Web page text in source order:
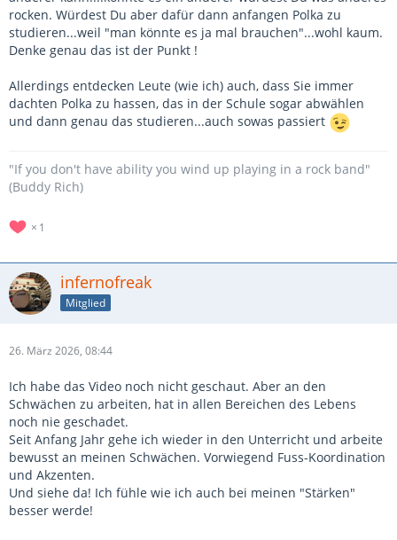
Diskussion hatte mir gezeigt, dass ich Recht hatte.
Beruflich kann die Sache aber anders aussehen. Ich habe
gesträubt. Ich kann es nicht, ich mag es nicht. Wirklich, ich
finde es so langweilig.
Und jetzt bin ich doch mit Gefahrstoffen und -
verzeichnissen beauftragt, weil's halt doch keiner macht
manchmal muss man halt Sachen auch einfach machen.
rocken. Würdest Du aber dafür dann anfangen Polka zu
studieren...weil "man könnte es ja mal brauchen"...wohl kaum.
Denke genau das ist der Punkt !
Allerdings entdecken Leute (wie ich) auch, dass Sie immer
dachten Polka zu hassen, das in der Schule sogar abwählen
und dann genau das studieren...auch sowas passiert
"If you don't have ability you wind up playing in a rock band"
(Buddy Rich)
1
infernofreak
Mitglied
26. März 2026, 08:44
Ich habe das Video noch nicht geschaut. Aber an den
Schwächen zu arbeiten, hat in allen Bereichen des Lebens
noch nie geschadet.
Seit Anfang Jahr gehe ich wieder in den Unterricht und arbeite
bewusst an meinen Schwächen. Vorwiegend Fuss-Koordination
und Akzenten.
Und siehe da! Ich fühle wie ich auch bei meinen "Stärken"
besser werde!